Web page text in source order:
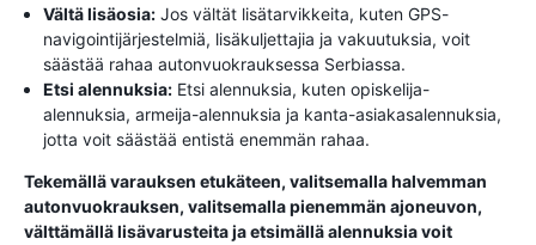
Vältä lisäosia: Jos vältät lisätarvikkeita, kuten GPS-
navigointijärjestelmiä, lisäkuljettajia ja vakuutuksia, voit
säästää rahaa autonvuokrauksessa Serbiassa.
Etsi alennuksia: Etsi alennuksia, kuten opiskelija-
alennuksia, armeija-alennuksia ja kanta-asiakasalennuksia,
jotta voit säästää entistä enemmän rahaa.
Tekemällä varauksen etukäteen, valitsemalla halvemman
autonvuokrauksen, valitsemalla pienemmän ajoneuvon,
välttämällä lisävarusteita ja etsimällä alennuksia voit